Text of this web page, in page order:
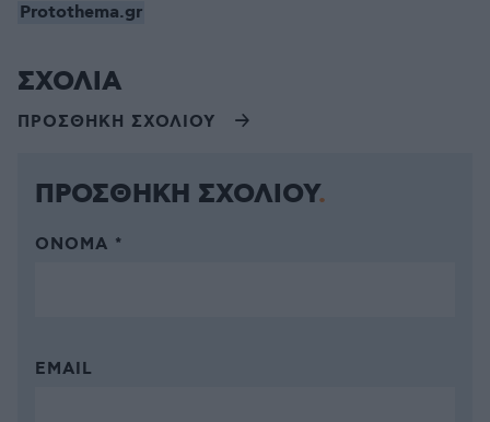
Protothema.gr
ΣΧΟΛΙΑ
ΠΡΟΣΘΗΚΗ ΣΧΟΛΙΟΥ
ΠΡΟΣΘΗΚΗ ΣΧΟΛΙΟΥ
ΌΝΟΜΑ *
EMAIL